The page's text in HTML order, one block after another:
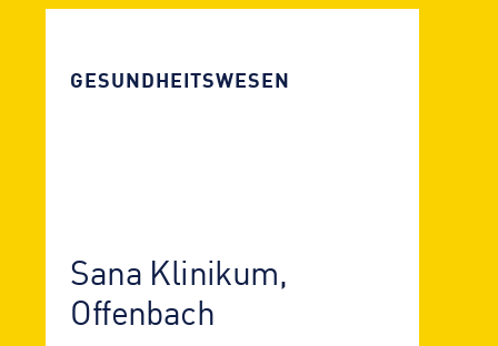
GESUNDHEITS­WESEN
Sana Klinikum,
Offenbach